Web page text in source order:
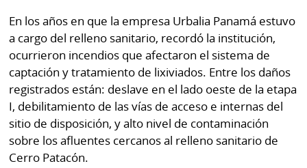
Cero
KM
Corprensa
Fácil
⌾
Hoy
por
Hoy
⌾
Sábado
Picante
⌾
Tal
Cual
⌾
Sabrina
En los años en que la empresa Urbalia Panamá estuvo
a cargo del relleno sanitario, recordó la institución,
ocurrieron incendios que afectaron el sistema de
captación y tratamiento de lixiviados. Entre los daños
registrados están: deslave en el lado oeste de la etapa
I, debilitamiento de las vías de acceso e internas del
sitio de disposición, y alto nivel de contaminación
sobre los afluentes cercanos al relleno sanitario de
Cerro Patacón.